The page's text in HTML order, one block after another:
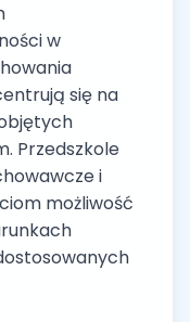
w
się na
Przedszkole
i
możliwość